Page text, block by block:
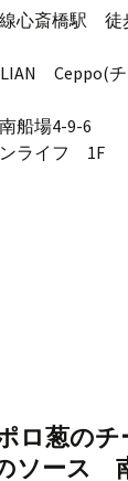
心斎橋駅 徒
Ceppo(
船場4-9-6
ライフ 1F
ロ葱の
ソース